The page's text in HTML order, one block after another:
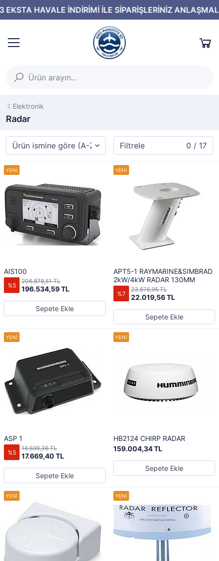
Elektronik
Radar
Filtrele 0 / 17
AIS100
%5 196.534,59 TL
206.878,51 TL
Sepete Ekle
APT5-1 RAYMARINE&SIMBRAD
2kW/4kW RADAR 130MM
%7 22.019,56 TL
23.676,95 TL
Sepete Ekle
ASP 1
%5 17.669,40 TL
18.599,36 TL
Sepete Ekle
HB2124 CHIRP RADAR
159.004,34 TL
Sepete Ekle